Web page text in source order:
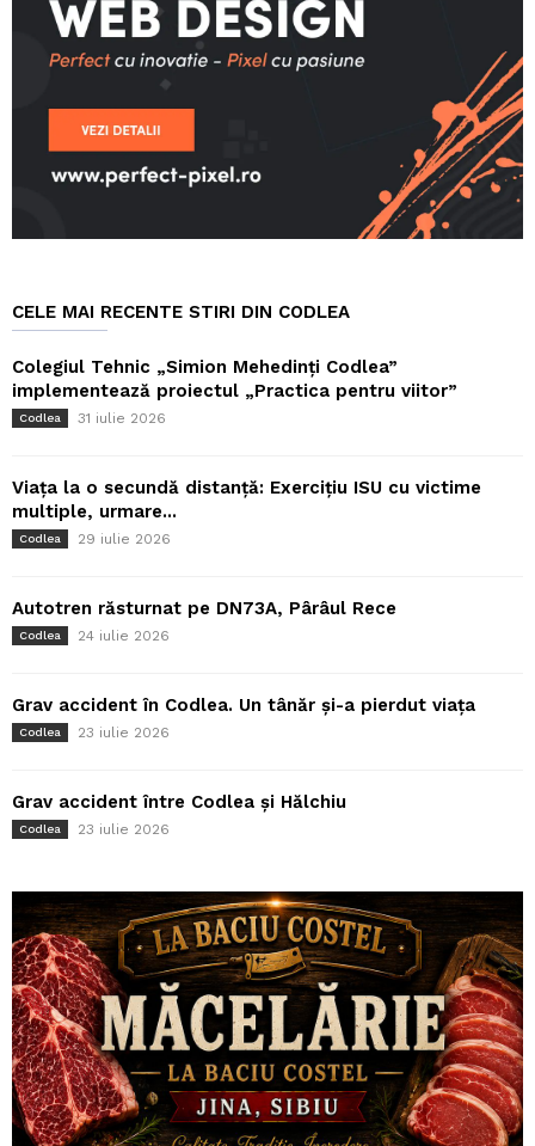
CELE MAI RECENTE STIRI DIN CODLEA
Colegiul Tehnic „Simion Mehedinți Codlea”
implementează proiectul „Practica pentru viitor”
Codlea 31 iulie 2026
Viața la o secundă distanță: Exercițiu ISU cu victime
multiple, urmare...
Codlea 29 iulie 2026
Autotren răsturnat pe DN73A, Pârâul Rece
Codlea 24 iulie 2026
Grav accident în Codlea. Un tânăr și-a pierdut viața
Codlea 23 iulie 2026
Grav accident între Codlea și Hălchiu
Codlea 23 iulie 2026